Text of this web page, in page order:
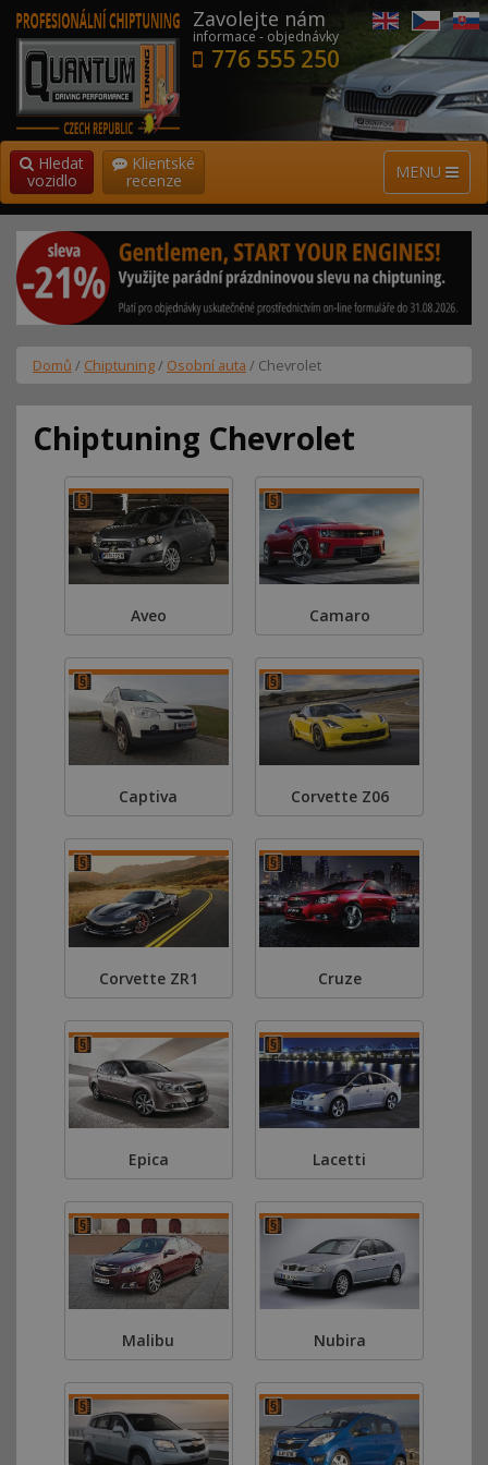
Zavolejte nám
informace - objednávky
776 555 250
MENU
Hledat
vozidlo
Klientské
recenze
Domů / Chiptuning/ Osobní auta / Chevrolet
Chiptuning Chevrolet
Aveo Camaro
Captiva Corvette Z06
Corvette ZR1 Cruze
Epica Lacetti
Malibu Nubira